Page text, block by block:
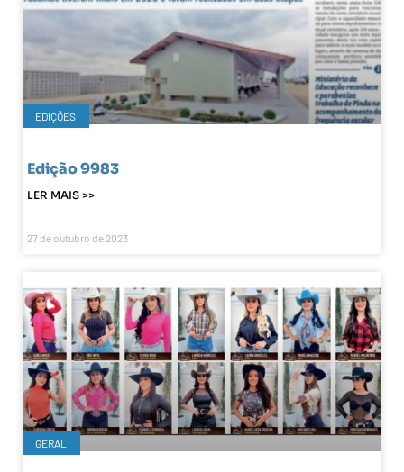
EDIÇÕES
Edição 9983
LER MAIS >>
27 de outubro de 2023
GERAL